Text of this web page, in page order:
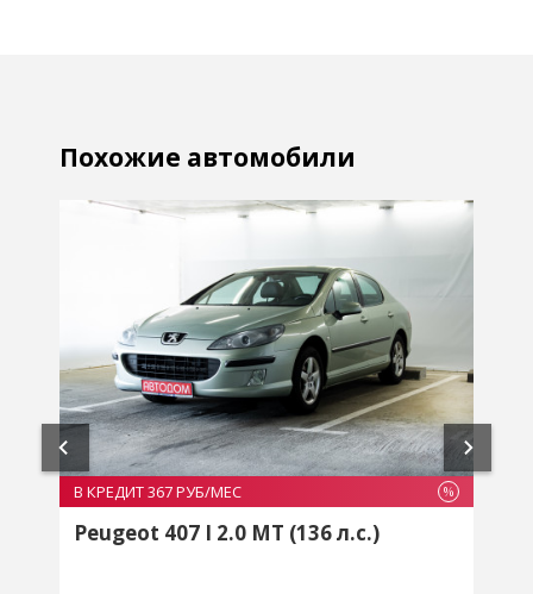
Похожие автомобили
В КРЕДИТ 367 РУБ/МЕС %
Peugeot 407 I 2.0 MT (136 л.с.)